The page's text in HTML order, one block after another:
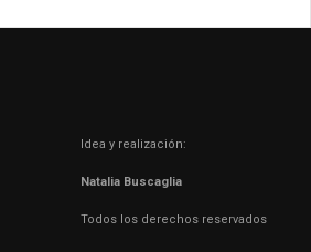
Idea y realización:
Natalia Buscaglia
Todos los derechos reservados